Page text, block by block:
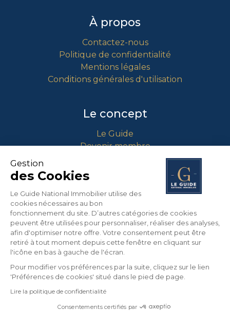
À propos
Contactez-nous
Politique de confidentialité
Mentions légales
Conditions générales d'utilisation
Le concept
Le Guide
Devenir membre
Comment intégrer le guide ?
Contact
info@guidenationalimmobilier.fr
04 90 01 71 64
453 Route Nationale 7
13670 VERQUIERES
France
©2026LE GUIDE NATIONAL IMMOBILIER. Tous
droits réservés.
Gestion
des Cookies
Le Guide National Immobilier utilise des
cookies nécessaires au bon
fonctionnement du site. D’autres catégories de cookies
peuvent être utilisées pour personnaliser, réaliser des analyses,
afin d'optimiser notre offre. Votre consentement peut être
retiré à tout moment depuis cette fenêtre en cliquant sur
l'icône en bas à gauche de l'écran.
Pour modifier vos préférences par la suite, cliquez sur le lien
'Préférences de cookies' situé dans le pied de page.
Lire la politique de confidentialité
Consentements certifiés par